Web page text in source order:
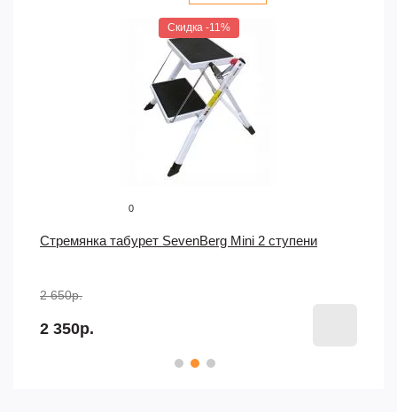
Скидка -11%
0
Стремянка табурет SevenBerg Mini 2 ступени
2 650р.
2 350р.